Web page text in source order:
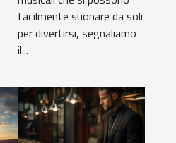
tamburo di
Zena
facilmente suonare da soli
per divertirsi, segnaliamo
il...